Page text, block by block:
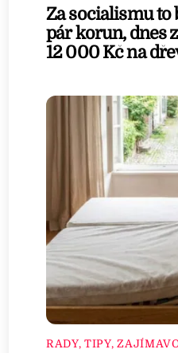
Za socialismu to
pár korun, dnes
12 000 Kč na
RADY, TIPY,